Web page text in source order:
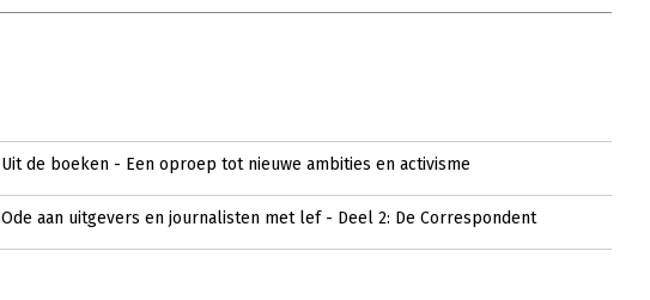
Uit de boeken - Een oproep tot nieuwe ambities en activisme
Ode aan uitgevers en journalisten met lef - Deel 2: De Correspondent